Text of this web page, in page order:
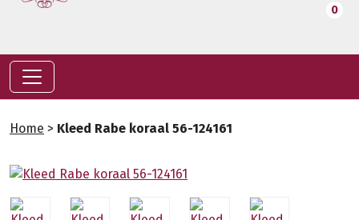
0
Home > Kleed Rabe koraal 56-124161